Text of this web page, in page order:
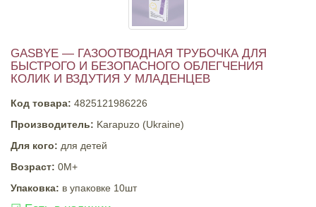
GASBYE — ГАЗООТВОДНАЯ ТРУБОЧКА ДЛЯ
БЫСТРОГО И БЕЗОПАСНОГО ОБЛЕГЧЕНИЯ
КОЛИК И ВЗДУТИЯ У МЛАДЕНЦЕВ
Код товара: 4825121986226
Производитель: Karapuzo (Ukraine)
Для кого: для детей
Возраст: 0М+
Упаковка: в упаковке 10шт